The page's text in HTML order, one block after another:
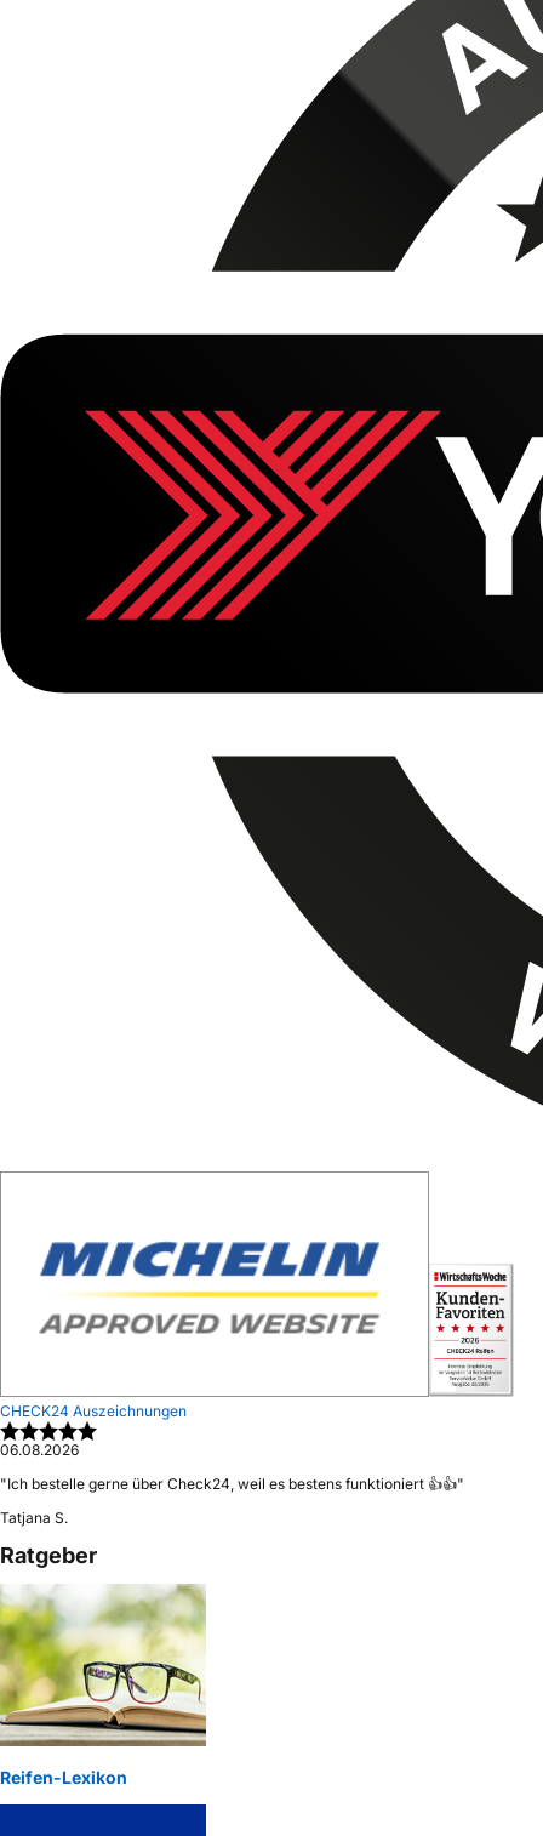
CHECK24 Auszeichnungen
06.08.2026
"Ich bestelle gerne über Check24, weil es bestens funktioniert 👍👍"
Tatjana S.
Ratgeber
Reifen-Lexikon